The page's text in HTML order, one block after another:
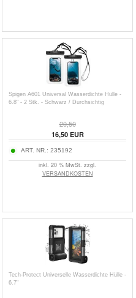
Spigen A601 Universal Wasserdichte Hülle -
6.8" - 2 Stk. - Schwarz / Durchsichtig
20,50
16,50EUR
ART. NR.: 235192
inkl. 20 % MwSt. zzgl.
VERSANDKOSTEN
Tech-Protect Universelle Wasserdichte Hülle -
6.7"